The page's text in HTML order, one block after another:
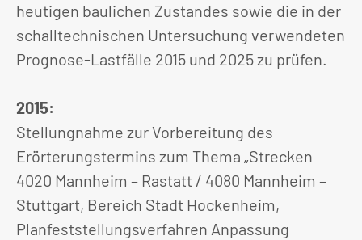
heutigen baulichen Zustandes sowie die in der
schalltechnischen Untersuchung verwendeten
Prognose-Lastfälle 2015 und 2025 zu prüfen.
2015:
Stellungnahme zur Vorbereitung des
Erörterungstermins zum Thema „Strecken
4020 Mannheim – Rastatt / 4080 Mannheim –
Stuttgart, Bereich Stadt Hockenheim,
Planfeststellungsverfahren Anpassung